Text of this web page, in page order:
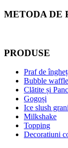
METODA DE
PRODUSE
Praf de
Bubble waffle
Clătite și
Gogoși
Ice slush
Milkshake
Topping
Decoratiuni